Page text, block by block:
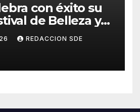
con éxito su
de Belleza y
REDACCION SDE